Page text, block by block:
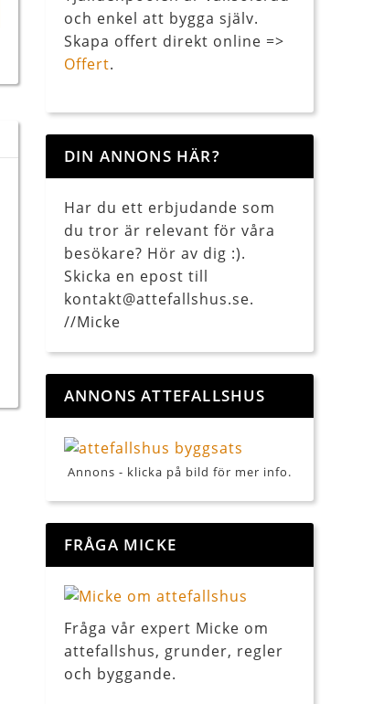
och enkel att bygga själv.
Skapa offert direkt online =>
Offert.
DIN ANNONS HÄR?
Har du ett erbjudande som
du tror är relevant för våra
besökare? Hör av dig :).
Skicka en epost till
kontakt@attefallshus.se.
//Micke
ANNONS ATTEFALLSHUS
Annons - klicka på bild för mer info.
FRÅGA MICKE
Fråga vår expert Micke om
attefallshus, grunder, regler
och byggande.